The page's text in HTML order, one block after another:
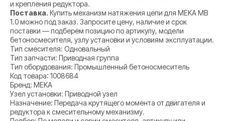
и крепления редуктора.
Поставка. Купить механизм натяжения цепи для MEKA MB
1.0 можно под заказ. Запросите цену, наличие и срок
поставки — подберём позицию по артикулу, модели
бетоносмесителя, узлу установки и условиям эксплуатации.
Тип смесителя: Одновальный
Тип запчасти: Приводная группа
Тип оборудования: Промышленный бетоносмеситель
Код товара: 1008684
Бренд: MEKA
Узел установки: Приводной узел
Назначение: Передача крутящего момента от двигателя и
редуктора к смесительному механизму.